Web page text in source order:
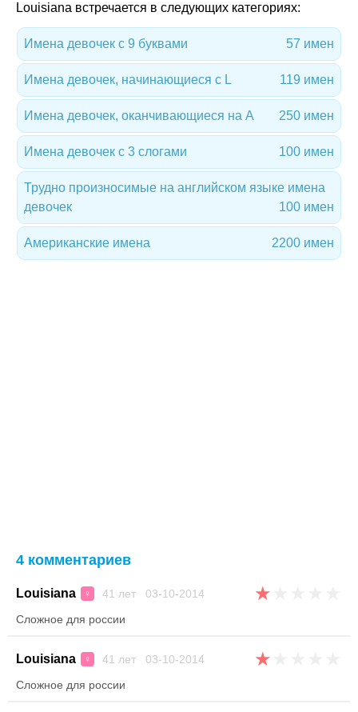
Louisiana встречается в следующих категориях:
Имена девочек с 9 буквами 57 имен
Имена девочек, начинающиеся с L 119 имен
Имена девочек, оканчивающиеся на A 250 имен
Имена девочек с 3 слогами 100 имен
Трудно произносимые на английском языке имена
девочек
100 имен
Американские имена 2200 имен
4 комментариев
Louisiana ♀ 41 лет 03-10-2014 ★
Сложное для россии
Louisiana ♀ 41 лет 03-10-2014 ★
Сложное для россии